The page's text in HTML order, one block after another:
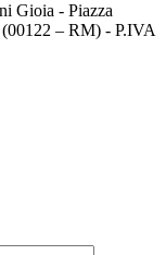
Gioia - Piazza
– RM) - P.IVA